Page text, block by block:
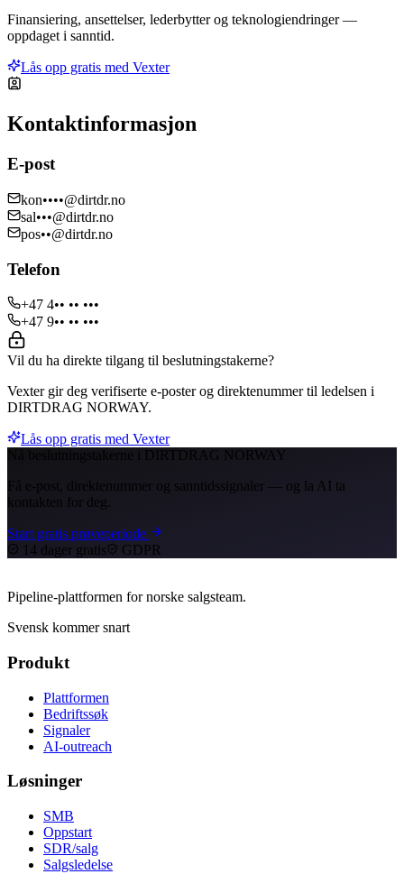
Finansiering, ansettelser, lederbytter og teknologiendringer —
oppdaget i sanntid.
Lås opp gratis med Vexter
Kontaktinformasjon
E-post
kon••••@dirtdr.no
sal•••@dirtdr.no
pos••@dirtdr.no
Telefon
+47 4•• •• •••
+47 9•• •• •••
Vil du ha direkte tilgang til beslutningstakerne?
Vexter gir deg verifiserte e-poster og direktenummer til ledelsen i
DIRTDRAG NORWAY.
Lås opp gratis med Vexter
Nå beslutningstakerne i DIRTDRAG NORWAY
Få e-post, direktenummer og sanntidssignaler — og la AI ta
kontakten for deg.
Start gratis prøveperiode
14 dager gratis
GDPR
Pipeline-plattformen for norske salgsteam.
Svensk kommer snart
Produkt
Plattformen
Bedriftssøk
Signaler
AI-outreach
Løsninger
SMB
Oppstart
SDR/salg
Salgsledelse